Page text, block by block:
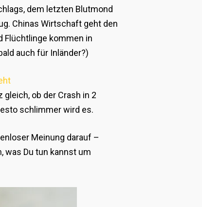
dem letzten Blutmond
Chinas Wirtschaft geht den
Flüchtlinge kommen in
auch für Inländer?)
ob der Crash in 2
schlimmer wird es.
Meinung darauf –
was Du tun kannst um